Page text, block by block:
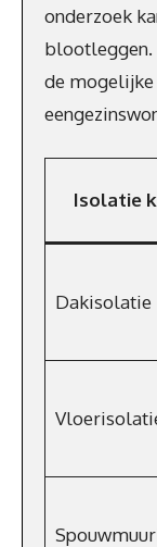
onderzoek
blootleggen.
de
Isolatie
Dakisolatie